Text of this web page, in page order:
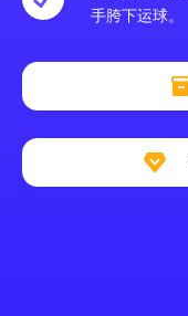
手胯下运球。